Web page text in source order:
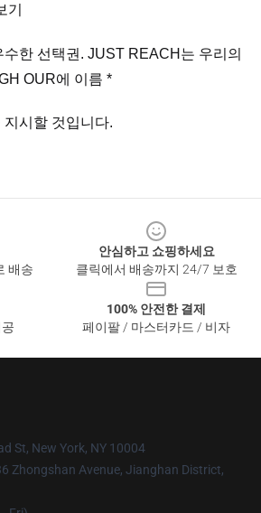
기
한 선택권. JUST REACH는 우리의
OUR에 이름 *
시할 것입니다.
배송
안심하고 쇼핑하세요
클릭에서 배송까지 24/7 보호
100% 안전한 결제
페이팔 / 마스터카드 / 비자
St, New York, NY 10004
Zhongshan Avenue, Jianghan District,